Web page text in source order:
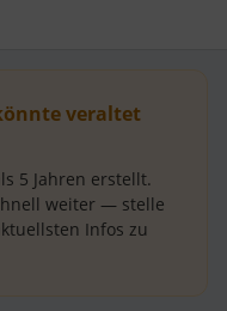
veraltet
5 Jahren erstellt.
weiter — stelle
Infos zu